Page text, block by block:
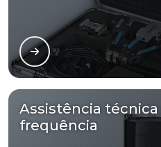
Assistência
frequência